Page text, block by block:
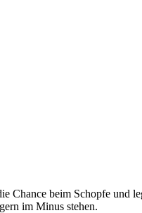
Chance beim Schopfe und
im Minus stehen.